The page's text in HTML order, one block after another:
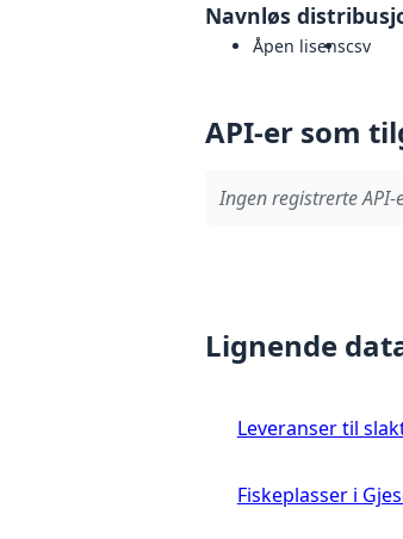
Navnløs
Åpen lisenscsv
API-er som
Ingen registrerte
Lignende
Leveranser til
Fiskeplasser i